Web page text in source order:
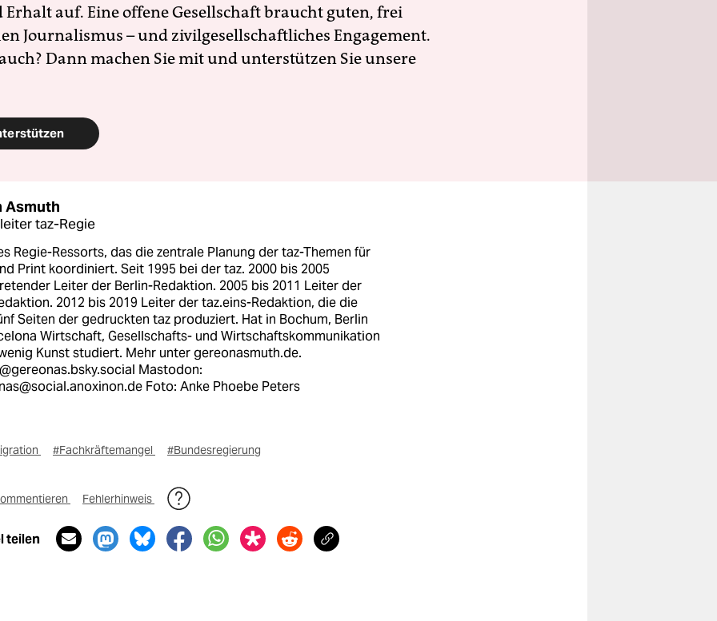
Erhalt auf. Eine offene Gesellschaft braucht guten, frei
Journalismus – und zivilgesellschaftliches Engagement.
Dann machen Sie mit und unterstützen Sie unsere
Asmuth
taz-Regie
Regie-Ressorts, das die zentrale Planung der taz-Themen für
Print koordiniert. Seit 1995 bei der taz. 2000 bis 2005
Leiter der Berlin-Redaktion. 2005 bis 2011 Leiter der
2012 bis 2019 Leiter der taz.eins-Redaktion, die die
Seiten der gedruckten taz produziert. Hat in Bochum, Berlin
Wirtschaft, Gesellschafts- und Wirtschaftskommunikation
Kunst studiert. Mehr unter gereonasmuth.de.
Mastodon:
Foto: Anke Phoebe Peters
#Fachkräftemangel #Bundesregierung
Fehlerhinweis
teilen